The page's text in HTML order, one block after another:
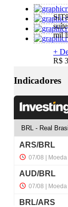
mil
+
R$
Indicadores
NewsLetter